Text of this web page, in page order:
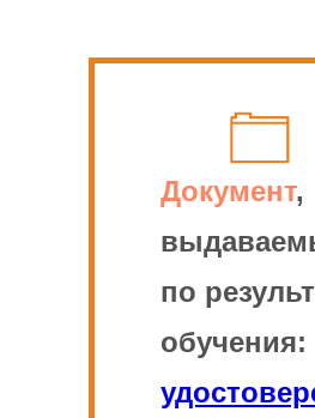
Документ,
по
обучения: